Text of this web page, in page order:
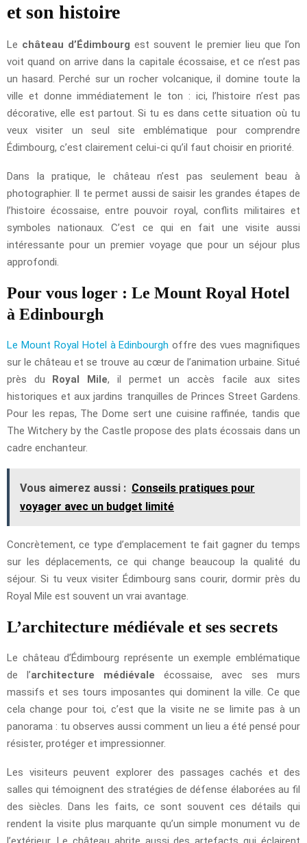
et son histoire
Le château d’Édimbourg est souvent le premier lieu que l’on
voit quand on arrive dans la capitale écossaise, et ce n’est pas
un hasard. Perché sur un rocher volcanique, il domine toute la
ville et donne immédiatement le ton : ici, l’histoire n’est pas
décorative, elle est partout. Si tu es dans cette situation où tu
veux visiter un seul site emblématique pour comprendre
Édimbourg, c’est clairement celui-ci qu’il faut choisir en priorité.
Dans la pratique, le château n’est pas seulement beau à
photographier. Il te permet aussi de saisir les grandes étapes de
l’histoire écossaise, entre pouvoir royal, conflits militaires et
symboles nationaux. C’est ce qui en fait une visite aussi
intéressante pour un premier voyage que pour un séjour plus
approfondi.
Pour vous loger : Le Mount Royal Hotel
à Edinbourgh
Le Mount Royal Hotel à Edinbourgh offre des vues magnifiques
sur le château et se trouve au cœur de l’animation urbaine. Situé
près du Royal Mile, il permet un accès facile aux sites
historiques et aux jardins tranquilles de Princes Street Gardens.
Pour les repas, The Dome sert une cuisine raffinée, tandis que
The Witchery by the Castle propose des plats écossais dans un
cadre enchanteur.
Vous aimerez aussi : Conseils pratiques pour
voyager avec un budget limité
Concrètement, ce type d’emplacement te fait gagner du temps
sur les déplacements, ce qui change beaucoup la qualité du
séjour. Si tu veux visiter Édimbourg sans courir, dormir près du
Royal Mile est souvent un vrai avantage.
L’architecture médiévale et ses secrets
Le château d’Édimbourg représente un exemple emblématique
de l’architecture médiévale écossaise, avec ses murs
massifs et ses tours imposantes qui dominent la ville. Ce que
cela change pour toi, c’est que la visite ne se limite pas à un
panorama : tu observes aussi comment un lieu a été pensé pour
résister, protéger et impressionner.
Les visiteurs peuvent explorer des passages cachés et des
salles qui témoignent des stratégies de défense élaborées au fil
des siècles. Dans les faits, ce sont souvent ces détails qui
rendent la visite plus marquante qu’un simple monument vu de